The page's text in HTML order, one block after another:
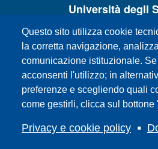
Questo sito utilizza cookie
la corretta navigazione,
comunicazione istituzionale.
acconsenti l'utilizzo; in
preferenze e scegliendo quali
come gestirli, clicca sul bottone
Privacy e cookie policy
Università degli
P.zza S.Marco, 4
Centralino +39
E-mail:
Posta certificata:
P.IVA/Cod.Fis.